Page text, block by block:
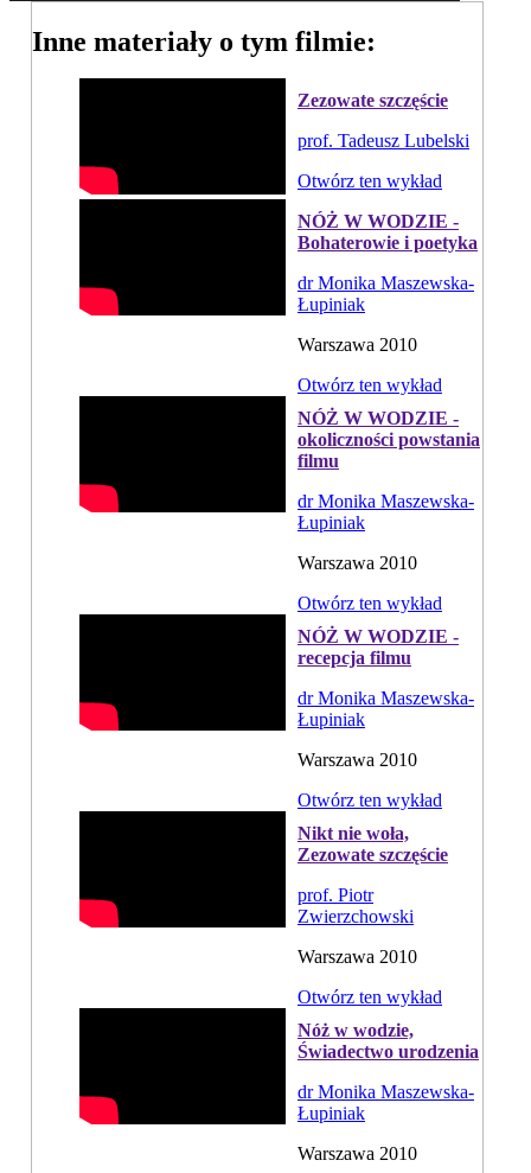
Inne materiały o tym filmie:
Zezowate szczęście
prof. Tadeusz Lubelski
Otwórz ten wykład
NÓŻ W WODZIE -
Bohaterowie i poetyka
dr Monika Maszewska-
Łupiniak
Warszawa 2010
Otwórz ten wykład
NÓŻ W WODZIE -
okoliczności powstania
filmu
dr Monika Maszewska-
Łupiniak
Warszawa 2010
Otwórz ten wykład
NÓŻ W WODZIE -
recepcja filmu
dr Monika Maszewska-
Łupiniak
Warszawa 2010
Otwórz ten wykład
Nikt nie woła,
Zezowate szczęście
prof. Piotr
Zwierzchowski
Warszawa 2010
Otwórz ten wykład
Nóż w wodzie,
Świadectwo urodzenia
dr Monika Maszewska-
Łupiniak
Warszawa 2010